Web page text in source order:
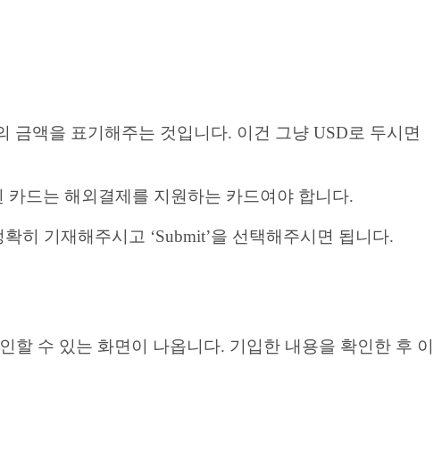
금액을 표기해주는 것입니다. 이건 그냥 USD로 두시면
카드는 해외결제를 지원하는 카드여야 합니다.
히 기재해주시고 ‘Submit’을 선택해주시면 됩니다.
할 수 있는 화면이 나옵니다. 기입한 내용을 확인한 후 이